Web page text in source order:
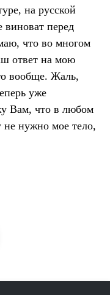
на русской
перед
что во многом
ответ на мою
вообще. Жаль,
уже
Вам, что в любом
не нужно мое тело,